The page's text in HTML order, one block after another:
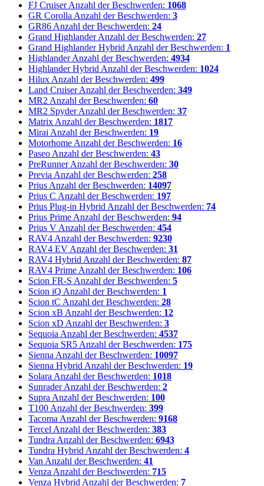
FJ Cruiser Anzahl der Beschwerden: 1068
GR Corolla Anzahl der Beschwerden: 3
GR86 Anzahl der Beschwerden: 24
Grand Highlander Anzahl der Beschwerden: 27
Grand Highlander Hybrid Anzahl der Beschwerden: 1
Highlander Anzahl der Beschwerden: 4934
Highlander Hybrid Anzahl der Beschwerden: 1024
Hilux Anzahl der Beschwerden: 499
Land Cruiser Anzahl der Beschwerden: 349
MR2 Anzahl der Beschwerden: 60
MR2 Spyder Anzahl der Beschwerden: 37
Matrix Anzahl der Beschwerden: 1817
Mirai Anzahl der Beschwerden: 19
Motorhome Anzahl der Beschwerden: 16
Paseo Anzahl der Beschwerden: 43
PreRunner Anzahl der Beschwerden: 30
Previa Anzahl der Beschwerden: 258
Prius Anzahl der Beschwerden: 14097
Prius C Anzahl der Beschwerden: 197
Prius Plug-in Hybrid Anzahl der Beschwerden: 74
Prius Prime Anzahl der Beschwerden: 94
Prius V Anzahl der Beschwerden: 454
RAV4 Anzahl der Beschwerden: 9230
RAV4 EV Anzahl der Beschwerden: 31
RAV4 Hybrid Anzahl der Beschwerden: 87
RAV4 Prime Anzahl der Beschwerden: 106
Scion FR-S Anzahl der Beschwerden: 5
Scion iQ Anzahl der Beschwerden: 1
Scion tC Anzahl der Beschwerden: 28
Scion xB Anzahl der Beschwerden: 12
Scion xD Anzahl der Beschwerden: 3
Sequoia Anzahl der Beschwerden: 4537
Sequoia SR5 Anzahl der Beschwerden: 175
Sienna Anzahl der Beschwerden: 10097
Sienna Hybrid Anzahl der Beschwerden: 19
Solara Anzahl der Beschwerden: 1018
Sunrader Anzahl der Beschwerden: 2
Supra Anzahl der Beschwerden: 100
T100 Anzahl der Beschwerden: 399
Tacoma Anzahl der Beschwerden: 9168
Tercel Anzahl der Beschwerden: 383
Tundra Anzahl der Beschwerden: 6943
Tundra Hybrid Anzahl der Beschwerden: 4
Van Anzahl der Beschwerden: 41
Venza Anzahl der Beschwerden: 715
Venza Hybrid Anzahl der Beschwerden: 7